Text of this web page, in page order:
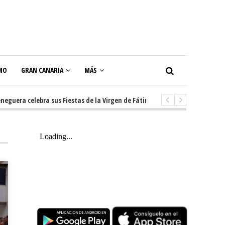
GRAN CANARIA MÁS
celebra sus Fiestas de la Virgen de Fátima con diez días de tradición,